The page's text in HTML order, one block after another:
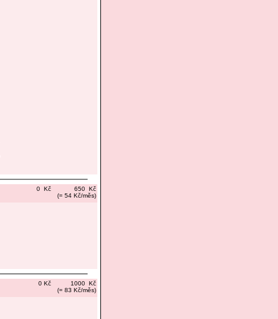
0 Kč
650 Kč
(= 54 Kč/měs)
0 Kč
1000 Kč
(= 83 Kč/měs)